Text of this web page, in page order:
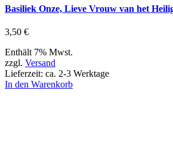
Basiliek Onze, Lieve Vrouw van het
3,50 €
Enthält 7% Mwst.
zzgl. Versand
Lieferzeit: ca. 2-3 Werktage
In den Warenkorb